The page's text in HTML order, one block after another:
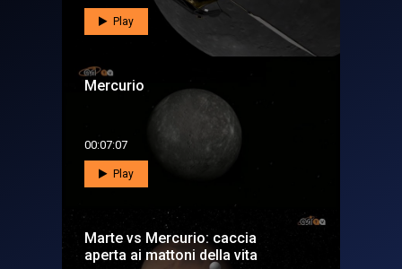
Play
Mercurio
00:07:07
Play
Marte vs Mercurio: caccia
aperta ai mattoni della vita